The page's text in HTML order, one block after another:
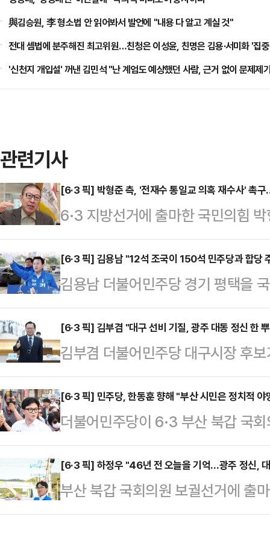
與김승원, 李 형소법 안 읽어봐서 발언에 "내용 다 알고 계실 것"
전대 셈법에 분주해진 최고위원…친청은 이성윤, 친명은 김용·서미화 '집
'신천지 개입설' 꺼낸 김민석 "난 계엄도 예상했던 사람, 근거 없이 문제제
관련기사
[6·3 픽] 박형준 측, '전재수 통일교 의혹 재수사' 촉
6·3 지방선거에 출마한 국민의힘
수본 수사는 전형적인 '야당유죄 여
후보의 통일교 금품수수 의혹 사건
시당위원장과 조승환 선대위 해양
18일 부산지방검찰청 민원실을 찾
재수사를 요구하는 진정서를 제출
의혹을 재수사해야 한다"고 요구했
지난달 10일 전 후보의 뇌…
[6·3 픽] 김용남 "12석 조국이 150석 민주당과 합당
김용남 더불어민주당 경기 평택을
민주당과의 합당을 주도하겠다'는
석 의석을 가진 당이 150석이 넘는
완전 전도된 것 아닌가"라고 말했
'장성철의 뉴스명당'에서 "논리적으
이 10배 이상 큰 당과의 합당을 주
다"고 했다.앞서 조국 후보는 지난
주진보 …
[6·3 픽] 김부겸 "대구 선비 기질, 광주 대동 정신 한
김부겸 더불어민주당 대구시장 후
호남의 벽을 허물고 대구와 광주,
다.김부겸 후보는 18일 자신의 페
거운 광주 대동 정신은 불의에 맞서
대구 시민들께 5·18은 단순한 남의
"대한민국 민주주의의 위대한 첫
다"며 "대구가 지핀 그 의로운 불씨
다"고 …
[6·3 픽] 민주당, 한동훈 향해 "부산 시민은 정치적 야
더불어민주당이 6·3 부산 북갑 국
후보를 향해 "부산 시민은 정치적
다.박홍배 민주당 중앙선거대책위
"한동훈 후보가 결국 속내를 감추
전날 자신의 캠프에서 열린 선거대
[6·3 픽] 하정우 "46년 전 오늘을 기억…광주 정신,
부산 북갑 국회의원 보궐선거에 출
주 민주화운동 기념일을 맞아 "광